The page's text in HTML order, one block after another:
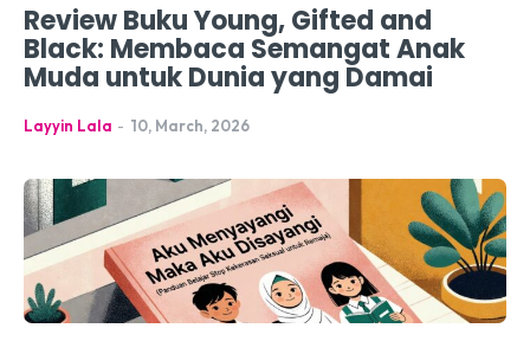
Review Buku Young, Gifted and
Black: Membaca Semangat Anak
Muda untuk Dunia yang Damai
Layyin Lala - 10, March, 2026